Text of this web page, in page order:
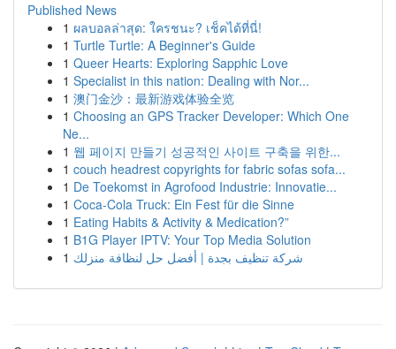
Published News
1 ผลบอลล่าสุด: ใครชนะ? เช็คได้ที่นี่!
1 Turtle Turtle: A Beginner's Guide
1 Queer Hearts: Exploring Sapphic Love
1 Specialist in this nation: Dealing with Nor...
1 澳门金沙：最新游戏体验全览
1 Choosing an GPS Tracker Developer: Which One
Ne...
1 웹 페이지 만들기 성공적인 사이트 구축을 위한...
1 couch headrest copyrights for fabric sofas sofa...
1 De Toekomst in Agrofood Industrie: Innovatie...
1 Coca-Cola Truck: Ein Fest für die Sinne
1 Eating Habits & Activity & Medication?”
1 B1G Player IPTV: Your Top Media Solution
1 شركة تنظيف بجدة | أفضل حل لنظافة منزلك